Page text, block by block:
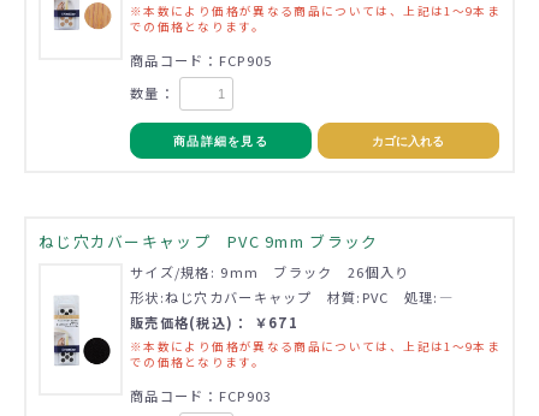
※本数により価格が異なる商品については、上記は1～9本ま
での価格となります。
商品コード：FCP905
数量：
商品詳細を見る カゴに入れる
ねじ穴カバーキャップ PVC 9mm ブラック
サイズ/規格: 9mm ブラック 26個入り
形状:ねじ穴カバーキャップ 材質:PVC 処理:―
販売価格(税込)： ￥671
※本数により価格が異なる商品については、上記は1～9本ま
での価格となります。
商品コード：FCP903